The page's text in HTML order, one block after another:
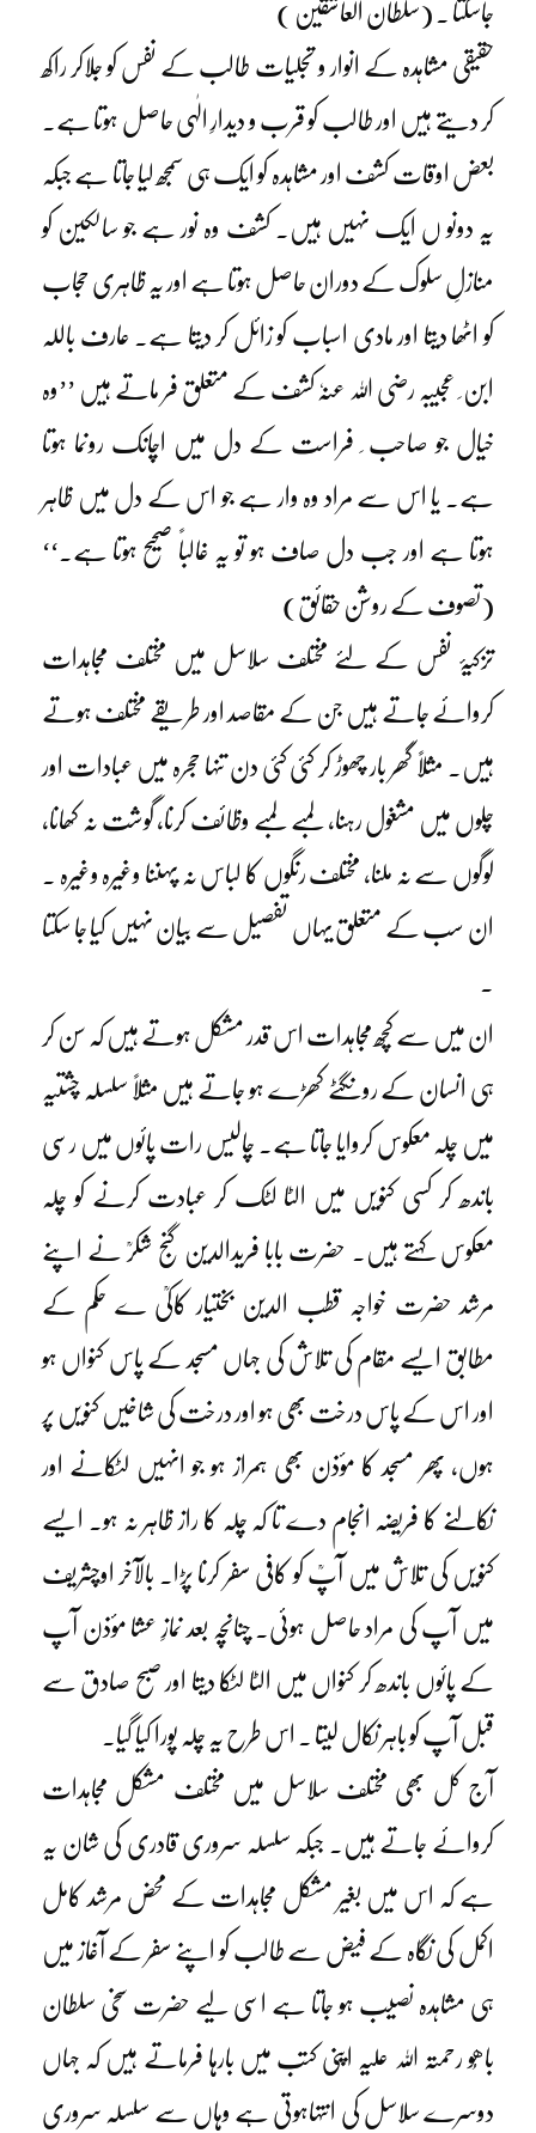
جاسکتا ۔ (سلطان العاشقین )
حقیقی مشاہدہ کے انوار و تجلیات طالب کے نفس کو جلاکر راکھ
کر دیتے ہیں اور طالب کو قرب و دیدارِ الٰہی حاصل ہوتا ہے۔
بعض اوقات کشف اور مشاہدہ کو ایک ہی سمجھ لیا جاتا ہے جبکہ
یہ دونو ں ایک نہیں ہیں۔ کشف وہ نور ہے جو سالکین کو
منازلِ سلوک کے دوران حاصل ہوتا ہے اور یہ ظاہری حجاب
کو اٹھا دیتا اور مادی اسباب کو زائل کر دیتا ہے۔ عارف باللہ
ابن ِ عجیبہ رضی اللہ عنہٗ کشف کے متعلق فر ماتے ہیں ’’وہ
خیال جو صاحب ِ فراست کے دل میں اچانک رونما ہوتا
ہے۔ یا اس سے مراد وہ وار ہے جو اس کے دل میں ظاہر
ہوتا ہے اور جب دل صاف ہو تو یہ غالباً صحیح ہوتا ہے۔‘‘
(تصوف کے روشن حقائق)
تزکیۂ نفس کے لئے مختلف سلاسل میں مختلف مجاہدات
کروائے جاتے ہیں جن کے مقاصد اور طریقے مختلف ہوتے
ہیں۔ مثلاً گھر بار چھوڑ کر کئی کئی دن تنہا حجرہ میں عبادات اور
چلوں میں مشغول رہنا، لمبے لمبے وظائف کرنا، گوشت نہ کھانا،
لوگوں سے نہ ملنا، مختلف رنگوں کا لباس نہ پہننا وغیرہ وغیرہ ۔
ان سب کے متعلق یہاں تفصیل سے بیان نہیں کیا جا سکتا
ان میں سے کچھ مجاہدات اس قدر مشکل ہوتے ہیں کہ سن کر
ہی انسان کے رونگٹے کھڑے ہو جاتے ہیں مثلاً سلسلہ چشتیہ
میں چلہ معکوس کروایا جاتا ہے۔ چالیس رات پائوں میں رسی
باندھ کر کسی کنویں میں الٹا لٹک کر عبادت کرنے کو چلہ
معکوس کہتے ہیں۔ حضرت بابا فریدالدین گنج شکرؒ نے اپنے
مرشد حضرت خواجہ قطب الدین بختیار کاکیؒ ے حکم کے
مطابق ایسے مقام کی تلاش کی جہاں مسجد کے پاس کنواں ہو
اور اس کے پاس درخت بھی ہو اور درخت کی شاخیں کنویں پر
ہوں، پھر مسجد کا مؤذن بھی ہمراز ہو جو انہیں لٹکانے اور
نکالنے کا فریضہ انجام دے تا کہ چلہ کا راز ظاہر نہ ہو۔ ایسے
کنویں کی تلاش میں آپؒ کو کافی سفر کرنا پڑا۔ بالآخر اوچشریف
میں آپ کی مراد حاصل ہوئی۔ چنانچہ بعد نمازِ عشا مؤذن آپ
کے پائوں باندھ کر کنواں میں الٹا لٹکا دیتا اور صبح صادق سے
قبل آپ کو باہر نکال لیتا ۔ اس طرح یہ چلہ پورا کیا گیا۔
آج کل بھی مختلف سلاسل میں مختلف مشکل مجاہدات
کروائے جاتے ہیں۔ جبکہ سلسلہ سروری قادری کی شان یہ
ہے کہ اس میں بغیر مشکل مجاہدات کے محض مرشد کامل
اکمل کی نگاہ کے فیض سے طالب کو اپنے سفر کے آغاز میں
ہی مشاہدہ نصیب ہو جاتا ہے اسی لیے حضرت سخی سلطان
باھُو رحمتہ اللہ علیہ اپنی کتب میں بارہا فرماتے ہیں کہ جہاں
دوسرے سلاسل کی انتہاہوتی ہے وہاں سے سلسلہ سروری